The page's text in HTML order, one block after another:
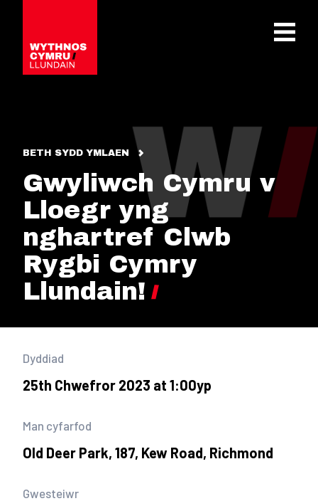
OPEN
BETH SYDD YMLAEN
Gwyliwch Cymru v
Lloegr yng
nghartref Clwb
Rygbi Cymry
Llundain!
Dyddiad
25th Chwefror 2023 at 1:00yp
Man cyfarfod
Old Deer Park, 187, Kew Road, Richmond
Gwesteiwr